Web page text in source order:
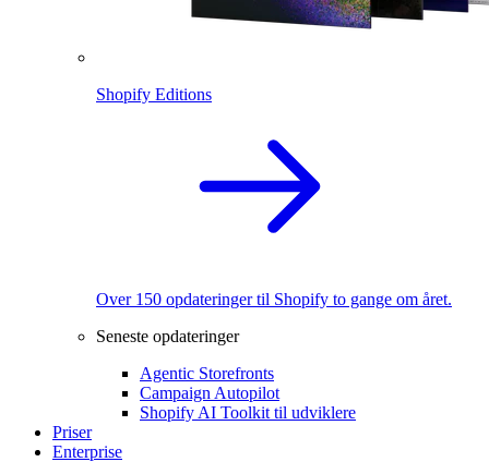
Shopify Editions
Over 150 opdateringer til Shopify to gange om året.
Seneste opdateringer
Agentic Storefronts
Campaign Autopilot
Shopify AI Toolkit til udviklere
Priser
Enterprise